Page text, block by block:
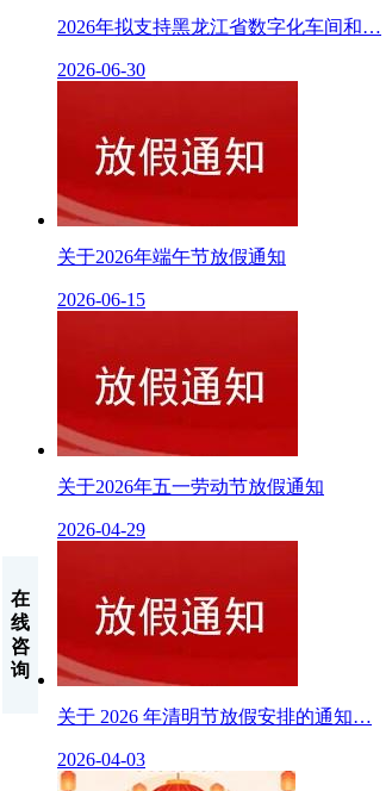
2026年拟支持黑龙江省数字化车间和…
2026-06-30
关于2026年端午节放假通知
2026-06-15
关于2026年五一劳动节放假通知
2026-04-29
关于 2026 年清明节放假安排的通知…
2026-04-03
在
线
咨
询